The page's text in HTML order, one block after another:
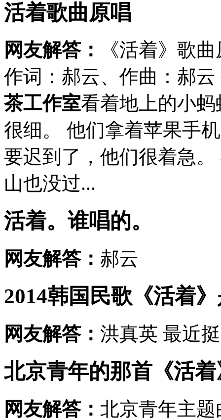
活着歌曲原唱
网友解答：
《活着》歌
作词：郝云、作曲：郝
茶工作室看着地上的小
很细。 他们拿着苹果手
要迟到了，他们很着急
山也没过...
活着。谁唱的。
网友解答： 郝云
2014韩国民歌《活着
网友解答： 洪真英 最近
北京青年的那首《活
网友解答： 北京青年主